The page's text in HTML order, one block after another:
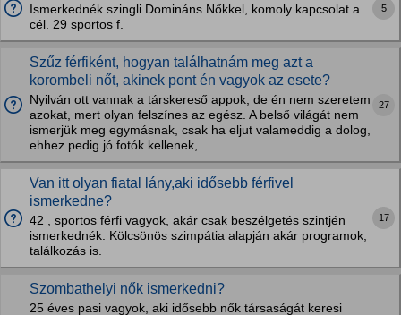
Ismerkednék szingli Domináns Nőkkel, komoly kapcsolat a
cél. 29 sportos f.
5
Szűz férfiként, hogyan találhatnám meg azt a
korombeli nőt, akinek pont én vagyok az esete?
Nyilván ott vannak a társkereső appok, de én nem szeretem
azokat, mert olyan felszínes az egész. A belső világát nem
ismerjük meg egymásnak, csak ha eljut valameddig a dolog,
ehhez pedig jó fotók kellenek,...
27
Van itt olyan fiatal lány,aki idősebb férfivel
ismerkedne?
42 , sportos férfi vagyok, akár csak beszélgetés szintjén
ismerkednék. Kölcsönös szimpátia alapján akár programok,
találkozás is.
17
Szombathelyi nők ismerkedni?
25 éves pasi vagyok, aki idősebb nők társaságát keresi